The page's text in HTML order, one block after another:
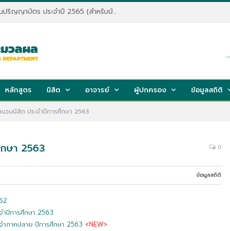
การฝึกซ้อมย่อยเพื่อเข้ารับพระราชทานปริญญาบัตร ประจำปี 2565 (สำหรับบัณฑิตจบปี 2563)
หลักสูตร นิสิต อาจารย์ ผู้ปกครอง ข้อมูลสถิติ
วนนิสิต ประจำปีการศึกษา 2563
ษา 2563 0
ข้อมูลสถิติ
ปีการศึกษา 2563
ภาคปลาย ปีการศึกษา 2563 <NEW>